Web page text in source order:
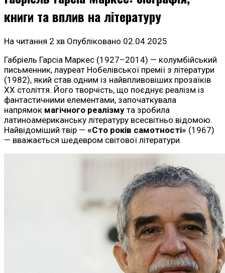
книги та вплив на літературу
На читання 2 хв Опубліковано 02.04.2025
Габріель Гарсіа Маркес (1927–2014) — колумбійський
письменник, лауреат Нобелівської премії з літератури
(1982), який став одним із найвпливовіших прозаїків
ХХ століття. Його творчість, що поєднує реалізм із
фантастичними елементами, започаткувала
напрямок магічного реалізму та зробила
латиноамериканську літературу всесвітньо відомою.
Найвідоміший твір — «Сто років самотності» (1967)
— вважається шедевром світової літератури.